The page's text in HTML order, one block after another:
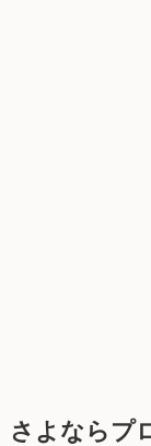
さよならプ